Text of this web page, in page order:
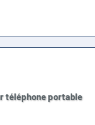
téléphone portable